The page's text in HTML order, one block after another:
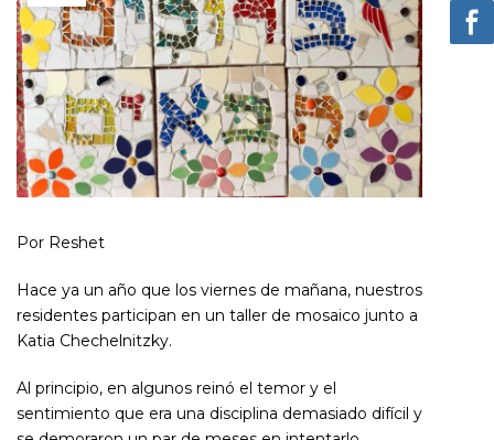
Por Reshet
Hace ya un año que los viernes de mañana, nuestros
residentes participan en un taller de mosaico junto a
Katia Chechelnitzky.
Al principio, en algunos reinó el temor y el
sentimiento que era una disciplina demasiado difícil y